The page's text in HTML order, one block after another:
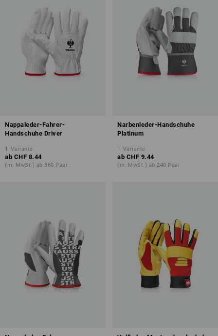
Nappaleder-Fahrer-
Handschuhe Driver
1 Variante
ab CHF 8.44
(m. MwSt.) ab 360 Paar
Narbenleder-Handschuhe
Platinum
1 Variante
ab CHF 9.44
(m. MwSt.) ab 240 Paar